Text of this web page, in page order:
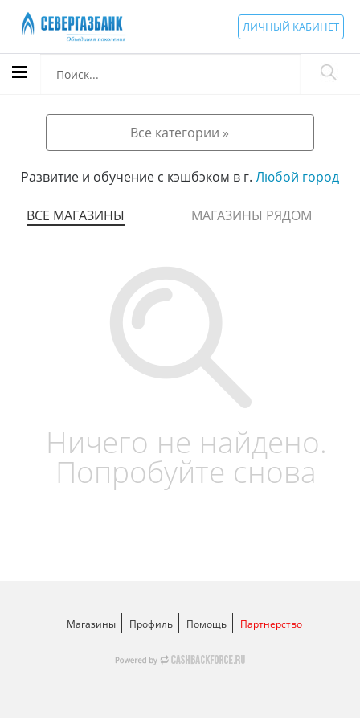
ЛИЧНЫЙ КАБИНЕТ
Все категории »
Развитие и обучение с кэшбэком в г. Любой город
ВСЕ МАГАЗИНЫ МАГАЗИНЫ РЯДОМ
Ничего не найдено.
Попробуйте снова
Магазины Профиль Помощь Партнерство